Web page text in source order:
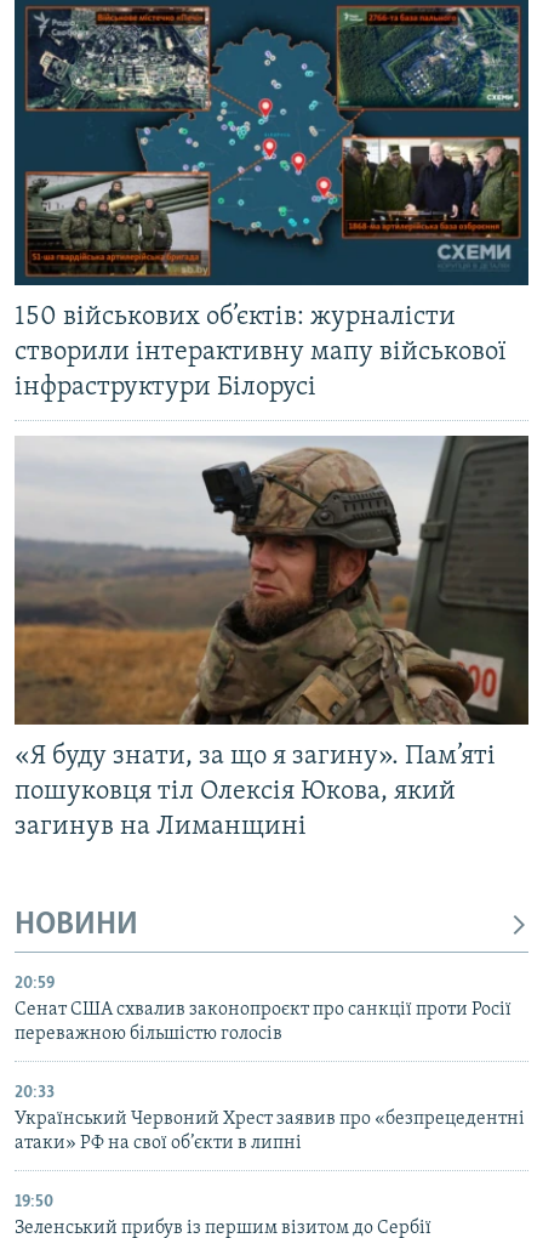
150 військових об’єктів: журналісти
створили інтерактивну мапу військової
інфраструктури Білорусі
«Я буду знати, за що я загину». Пам’яті
пошуковця тіл Олексія Юкова, який
загинув на Лиманщині
НОВИНИ
20:59
Cенат США схвалив законопроєкт про санкції проти Росії
переважною більшістю голосів
20:33
Український Червоний Хрест заявив про «безпрецедентні
атаки» РФ на свої об’єкти в липні
19:50
Зеленський прибув із першим візитом до Сербії